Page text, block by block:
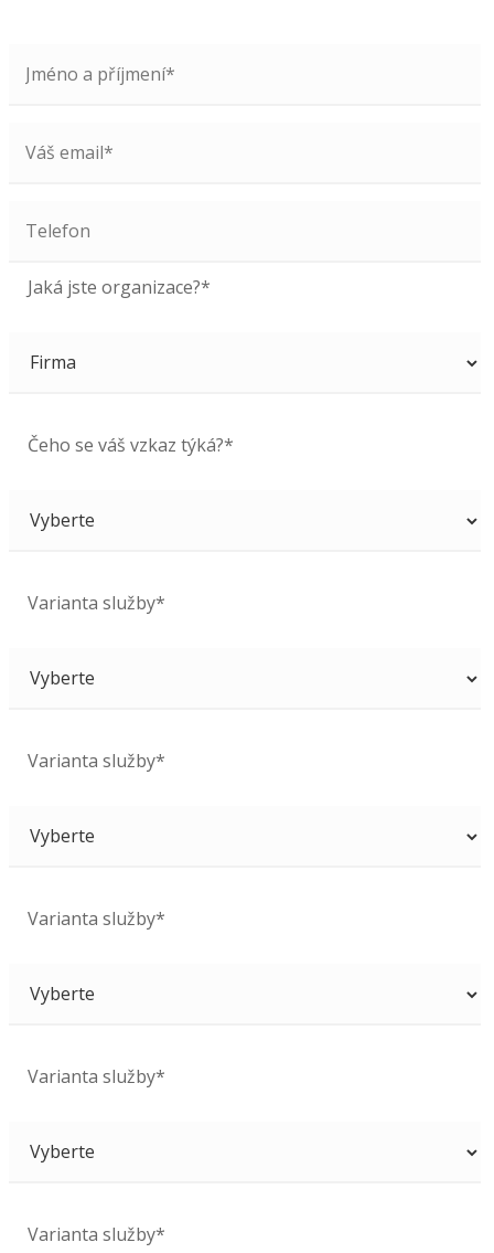
Jaká jste organizace?*
Čeho se váš vzkaz týká?*
Varianta služby*
Varianta služby*
Varianta služby*
Varianta služby*
Varianta služby*